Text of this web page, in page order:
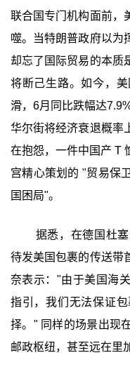
联合国专门机构面前，
噬。当特朗普政府以为
却忘了国际贸易的本质
将断己生路。如今，
滑，6月同比跌幅达
华尔街将经济衰退概率
在抱怨，一件中国产 T
宫精心策划的 "贸易保
国困局"。
据悉，在德国杜
待发美国包裹的传送带
奈表示："由于美国海
指引，我们无法保证
择。" 同样的场景出现
邮政枢纽，甚至远在里